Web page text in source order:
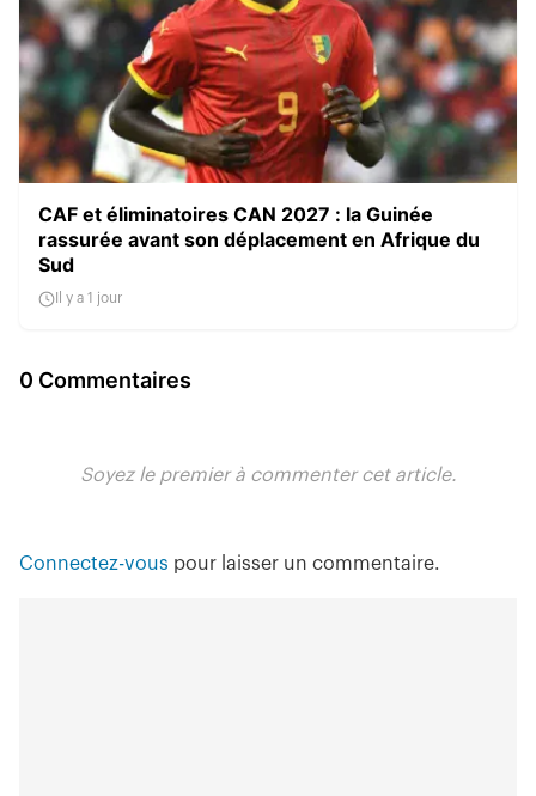
CAF et éliminatoires CAN 2027 : la Guinée
rassurée avant son déplacement en Afrique du
Sud
Il y a 1 jour
0 Commentaires
Soyez le premier à commenter cet article.
Connectez-vous pour laisser un commentaire.